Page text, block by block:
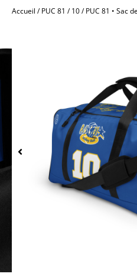
Accueil /PUC 81 /10/ PUC 81 • Sac